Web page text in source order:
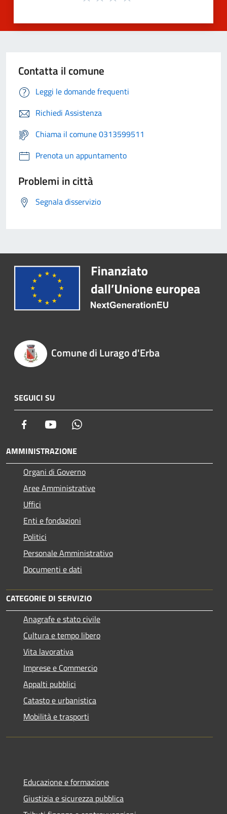
Contatta il comune
Leggi le domande frequenti
Richiedi Assistenza
Chiama il comune 0313599511
Prenota un appuntamento
Problemi in città
Segnala disservizio
Comune di Lurago d'Erba
SEGUICI SU
Facebook Youtube
AMMINISTRAZIONE
Organi di Governo
Aree Amministrative
Uffici
Enti e fondazioni
Politici
Personale Amministrativo
Documenti e dati
CATEGORIE DI SERVIZIO
Anagrafe e stato civile
Cultura e tempo libero
Vita lavorativa
Imprese e Commercio
Appalti pubblici
Catasto e urbanistica
Mobilità e trasporti
Educazione e formazione
Giustizia e sicurezza pubblica